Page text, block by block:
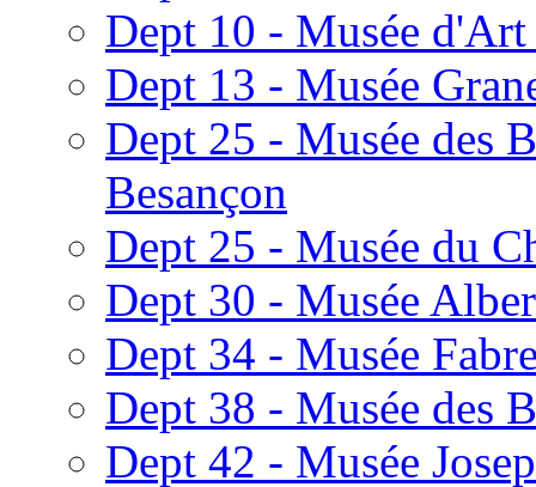
Dept 10 - Musée
Dept 13 - Musée
Dept 25 - Musée des
Besançon
Dept 25 - Musée du
Dept 30 - Musée
Dept 34 - Musée
Dept 38 - Musée des
Dept 42 - Musée